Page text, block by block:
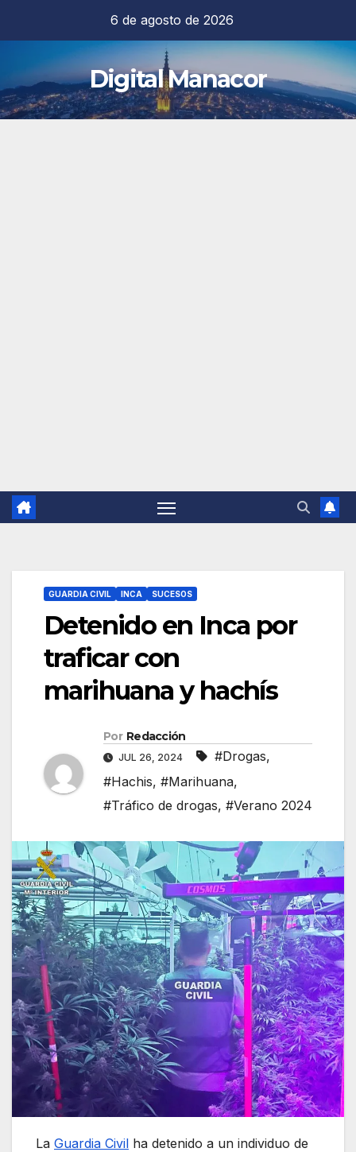
contenido
6 de agosto de 2026
Digital Manacor
GUARDIA CIVIL INCA SUCESOS
Detenido en Inca por
traficar con
marihuana y hachís
Por Redacción
JUL 26, 2024 #Drogas,
#Hachis, #Marihuana,
#Tráfico de drogas, #Verano 2024
La Guardia Civil ha detenido a un individuo de